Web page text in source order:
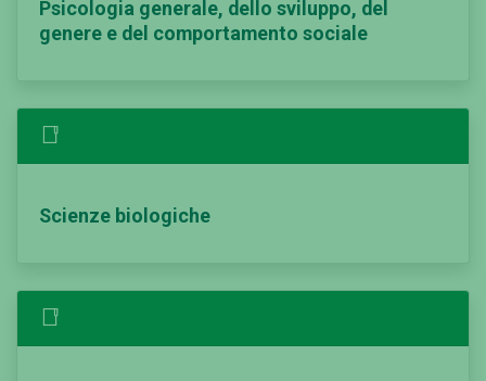
Psicologia generale, dello sviluppo, del
genere e del comportamento sociale
Scienze biologiche